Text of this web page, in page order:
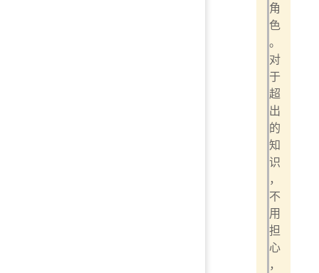
角
色
。
对
于
超
出
的
知
识
，
不
用
担
心
，